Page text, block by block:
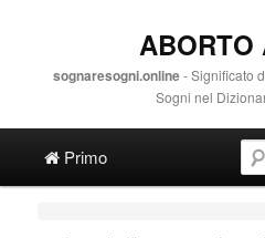
ABORTO
sognaresogni.online- Significato
Sogni nel
Vai al contenuto principale
Vai al contenuto secondario
Primo